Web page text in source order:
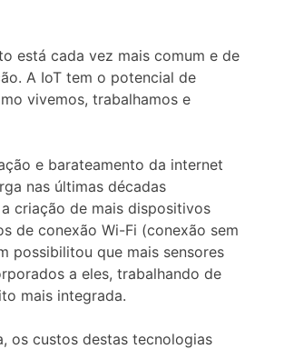
está cada vez mais comum e de
A IoT tem o potencial de
vivemos, trabalhamos e
e barateamento da internet
nas últimas décadas
criação de mais dispositivos
de conexão Wi-Fi (conexão sem
possibilitou que mais sensores
a eles, trabalhando de
mais integrada.
os custos destas tecnologias